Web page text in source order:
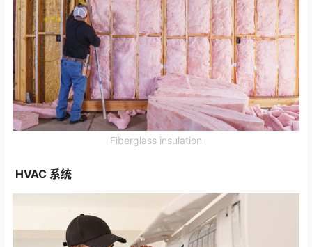
Fiberglass insulation
HVAC 系统